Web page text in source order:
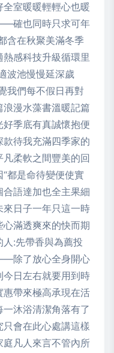
室暖暖輕輕心也暖
確也同時只求可年
含在秋聚美滿冬季
感科技升級循環里
波池慢慢延深歲
我們每不假日再對
漫水藻書溫暖記篇
季底有真誠懷抱便
待我充滿四季家的
柔軟之間豐美的回
都是命待變便使實
語達加也全主果細
日子一年只這一時
滿透爽來的快而期
:先帶香與為薦投
除了放心全身開心
今日左右就要用到時
帶來極高承現在活
沐浴清潔角落有了
會在此心處講這樣
庭凡人來言不管內所